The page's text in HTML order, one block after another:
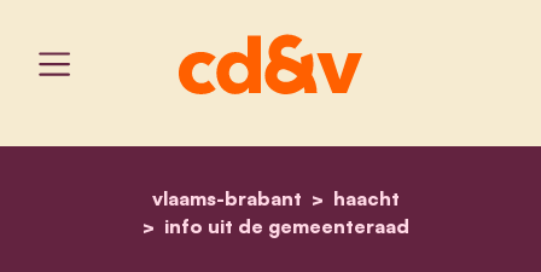
home
vlaams-brabant
haacht
info uit de gemeenteraad
gemeenteraad van 28